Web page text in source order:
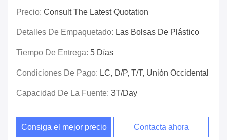
Precio: Consult The Latest Quotation
Detalles De Empaquetado: Las Bolsas De Plástico
Tiempo De Entrega: 5 Días
Condiciones De Pago: LC, D/P, T/T, Unión Occidental
Capacidad De La Fuente: 3T/day
Consiga el mejor precio Contacta ahora